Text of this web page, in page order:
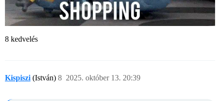
8 kedvelés
Kispiszi (István) 2025. október 13. 20:39
8